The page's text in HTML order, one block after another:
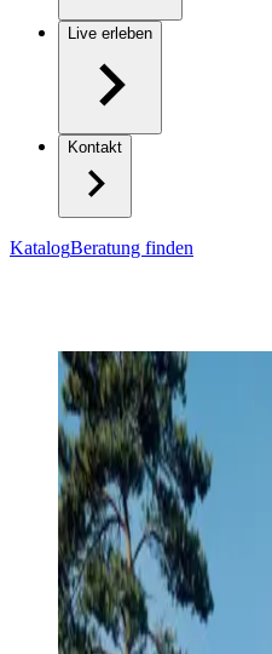
Live erleben
Kontakt
KatalogBeratung finden